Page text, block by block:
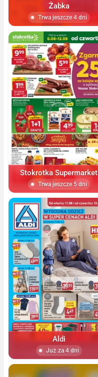
Żabka
Trwa jeszcze 4 dni
Stokrotka Supermarket
Trwa jeszcze 5 dni
Aldi
Już za 4 dni